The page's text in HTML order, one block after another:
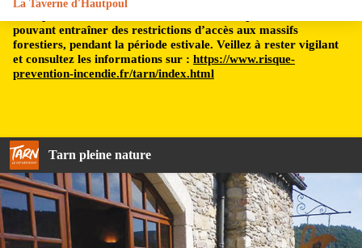
pouvant entraîner des restrictions d’accès aux massifs
forestiers, pendant la période estivale. Veillez à rester vigilant
et consultez les informations sur : https://www.risque-
prevention-incendie.fr/tarn/index.html
Tarn pleine nature
La Taverne d'Hautpoul